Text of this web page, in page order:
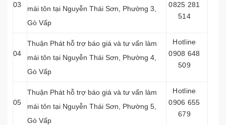
03
mái tôn tại Nguyễn Thái Sơn, Phường 3,
Gò Vấp
0825 281
514
04
Thuận Phát hỗ trợ báo giá và tư vấn làm
mái tôn tại Nguyễn Thái Sơn, Phường 4,
Gò Vấp
Hotline
0908 648
509
05
Thuận Phát hỗ trợ báo giá và tư vấn làm
mái tôn tại Nguyễn Thái Sơn, Phường 5,
Gò Vấp
Hotline
0906 655
679